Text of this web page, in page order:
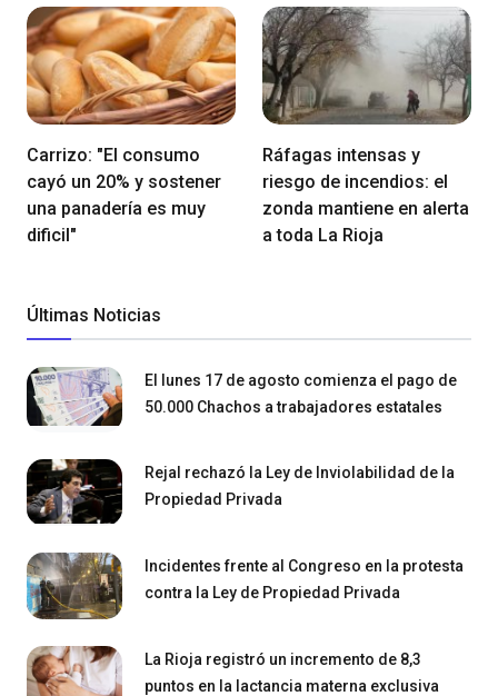
Carrizo: "El consumo
cayó un 20% y sostener
una panadería es muy
dificil"
Ráfagas intensas y
riesgo de incendios: el
zonda mantiene en alerta
a toda La Rioja
Últimas Noticias
El lunes 17 de agosto comienza el pago de
50.000 Chachos a trabajadores estatales
Rejal rechazó la Ley de Inviolabilidad de la
Propiedad Privada
Incidentes frente al Congreso en la protesta
contra la Ley de Propiedad Privada
La Rioja registró un incremento de 8,3
puntos en la lactancia materna exclusiva